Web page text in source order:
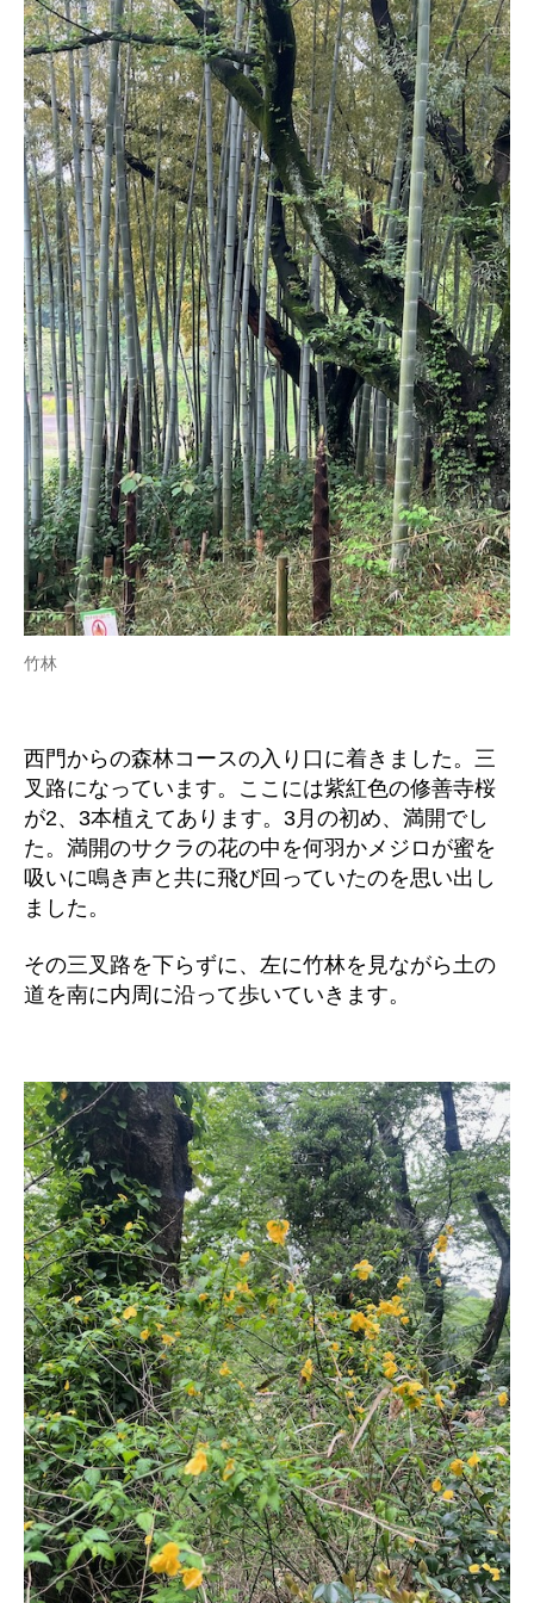
竹林
西門からの森林コースの入り口に着きました。三
叉路になっています。ここには紫紅色の修善寺桜
が2、3本植えてあります。3月の初め、満開でし
た。満開のサクラの花の中を何羽かメジロが蜜を
吸いに鳴き声と共に飛び回っていたのを思い出し
ました。
その三叉路を下らずに、左に竹林を見ながら土の
道を南に内周に沿って歩いていきます。